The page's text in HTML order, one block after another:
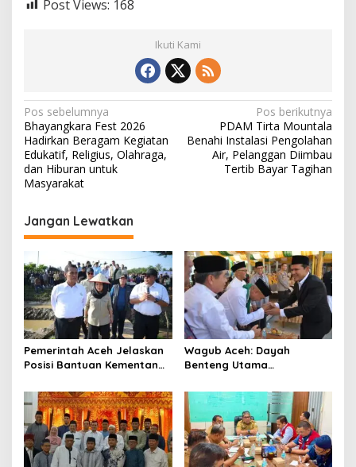
Post Views: 168
Ikuti Kami
N
a
v
i
a
i
p
o
s
Pos sebelumnya
Bhayangkara Fest 2026
Hadirkan Beragam Kegiatan
Edukatif, Religius, Olahraga,
dan Hiburan untuk
Masyarakat
Pos berikutnya
PDAM Tirta Mountala
Benahi Instalasi Pengolahan
Air, Pelanggan Diimbau
Tertib Bayar Tagihan
Jangan Lewatkan
Pemerintah Aceh Jelaskan
Posisi Bantuan Kementan
dan Kebun
‎Wagub Aceh: Dayah
Benteng Utama
Beriman dan Berakhlak